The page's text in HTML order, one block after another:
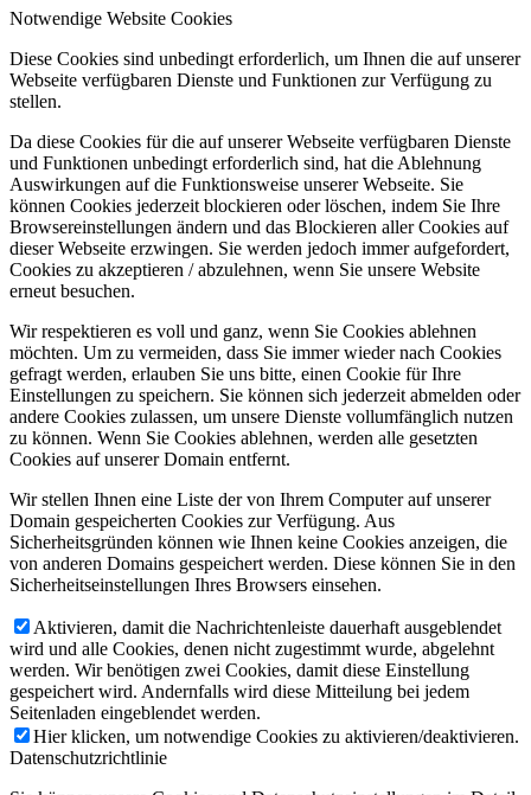
Notwendige Website Cookies
Diese Cookies sind unbedingt erforderlich, um Ihnen die auf unserer
Webseite verfügbaren Dienste und Funktionen zur Verfügung zu
stellen.
Da diese Cookies für die auf unserer Webseite verfügbaren Dienste
und Funktionen unbedingt erforderlich sind, hat die Ablehnung
Auswirkungen auf die Funktionsweise unserer Webseite. Sie
können Cookies jederzeit blockieren oder löschen, indem Sie Ihre
Browsereinstellungen ändern und das Blockieren aller Cookies auf
dieser Webseite erzwingen. Sie werden jedoch immer aufgefordert,
Cookies zu akzeptieren / abzulehnen, wenn Sie unsere Website
erneut besuchen.
Wir respektieren es voll und ganz, wenn Sie Cookies ablehnen
möchten. Um zu vermeiden, dass Sie immer wieder nach Cookies
gefragt werden, erlauben Sie uns bitte, einen Cookie für Ihre
Einstellungen zu speichern. Sie können sich jederzeit abmelden oder
andere Cookies zulassen, um unsere Dienste vollumfänglich nutzen
zu können. Wenn Sie Cookies ablehnen, werden alle gesetzten
Cookies auf unserer Domain entfernt.
Wir stellen Ihnen eine Liste der von Ihrem Computer auf unserer
Domain gespeicherten Cookies zur Verfügung. Aus
Sicherheitsgründen können wie Ihnen keine Cookies anzeigen, die
von anderen Domains gespeichert werden. Diese können Sie in den
Sicherheitseinstellungen Ihres Browsers einsehen.
Aktivieren, damit die Nachrichtenleiste dauerhaft ausgeblendet
wird und alle Cookies, denen nicht zugestimmt wurde, abgelehnt
werden. Wir benötigen zwei Cookies, damit diese Einstellung
gespeichert wird. Andernfalls wird diese Mitteilung bei jedem
Seitenladen eingeblendet werden.
Hier klicken, um notwendige Cookies zu aktivieren/deaktivieren.
Datenschutzrichtlinie